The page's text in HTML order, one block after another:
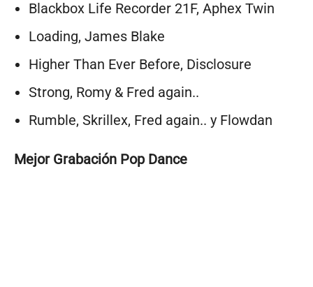
Blackbox Life Recorder 21F, Aphex Twin
Loading, James Blake
Higher Than Ever Before, Disclosure
Strong, Romy & Fred again..
Rumble, Skrillex, Fred again.. y Flowdan
Mejor Grabación Pop Dance